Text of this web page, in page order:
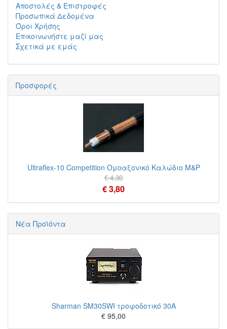
Αποστολές & Επιστροφές
Προσωπικά Δεδομένα
Όροι Χρήσης
Επικοινωνήστε μαζί μας
Σχετικά με εμάς
Προσφορές
Ultraflex-10 Competition Ομοαξονικό Καλώδιο M&P
€ 4,30
€ 3,80
Νέα Προϊόντα
Sharman SM30SWI τροφοδοτικό 30A
€ 95,00